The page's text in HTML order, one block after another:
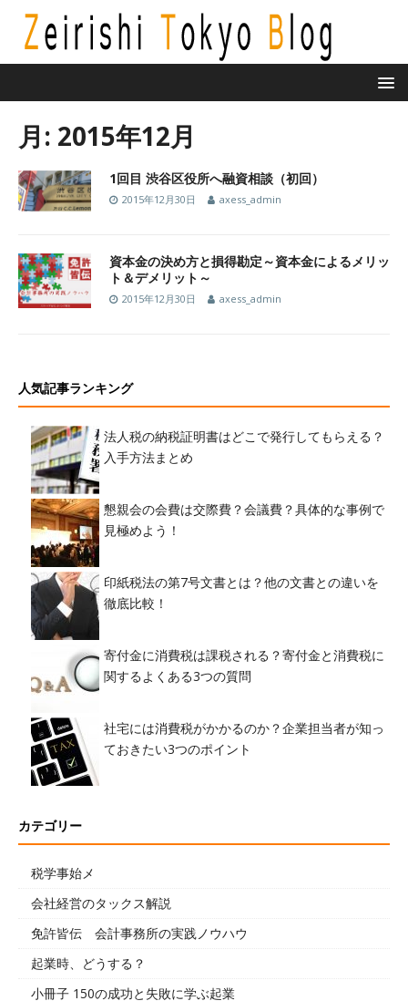
月: 2015年12月
1回目 渋谷区役所へ融資相談（初回）
2015年12月30日 axess_admin
資本金の決め方と損得勘定～資本金によるメリッ
ト＆デメリット～
2015年12月30日 axess_admin
人気記事ランキング
法人税の納税証明書はどこで発行してもらえる？
入手方法まとめ
懇親会の会費は交際費？会議費？具体的な事例で
見極めよう！
印紙税法の第7号文書とは？他の文書との違いを
徹底比較！
寄付金に消費税は課税される？寄付金と消費税に
関するよくある3つの質問
社宅には消費税がかかるのか？企業担当者が知っ
ておきたい3つのポイント
カテゴリー
税学事始メ
会社経営のタックス解説
免許皆伝 会計事務所の実践ノウハウ
起業時、どうする？
小冊子 150の成功と失敗に学ぶ起業